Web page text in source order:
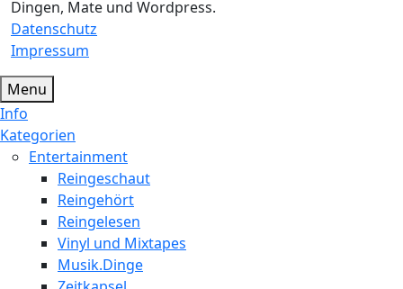
Dingen, Mate und Wordpress.
Datenschutz
Impressum
Menu
Info
Kategorien
Entertainment
Reingeschaut
Reingehört
Reingelesen
Vinyl und Mixtapes
Musik.Dinge